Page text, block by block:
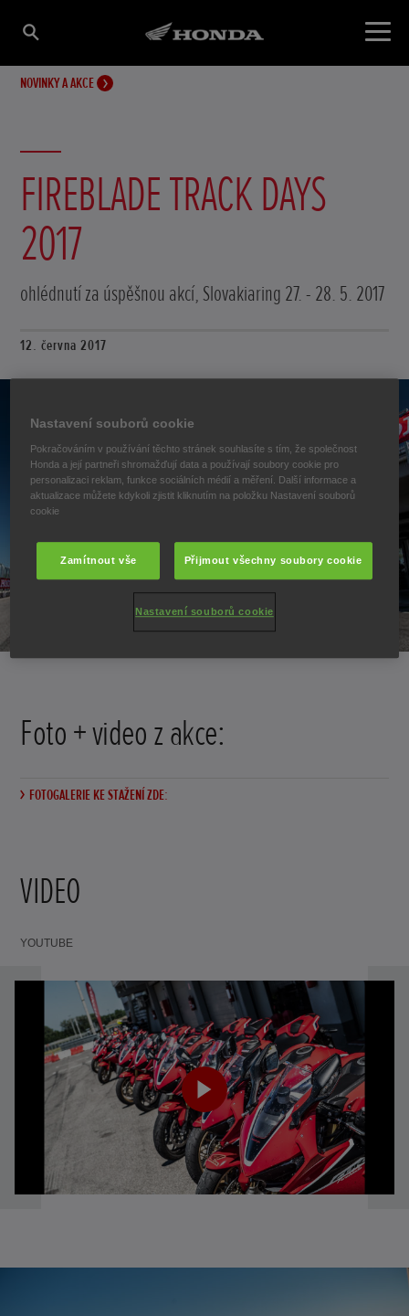
NOVINKY A AKCE
FIREBLADE TRACK DAYS
2017
ohlédnutí za úspěšnou akcí, Slovakiaring 27. - 28. 5. 2017
12. června 2017
Foto + video z akce:
FOTOGALERIE KE STAŽENÍ ZDE:
VIDEO
YOUTUBE
Nastavení souborů cookie
Pokračováním v používání těchto stránek souhlasíte s tím, že společnost
Honda a její partneři shromažďují data a používají soubory cookie pro
personalizaci reklam, funkce sociálních médií a měření. Další informace a
aktualizace můžete kdykoli zjistit kliknutím na položku Nastavení souborů
cookie
Zamítnout vše Přijmout všechny soubory cookie
Nastavení souborů cookie